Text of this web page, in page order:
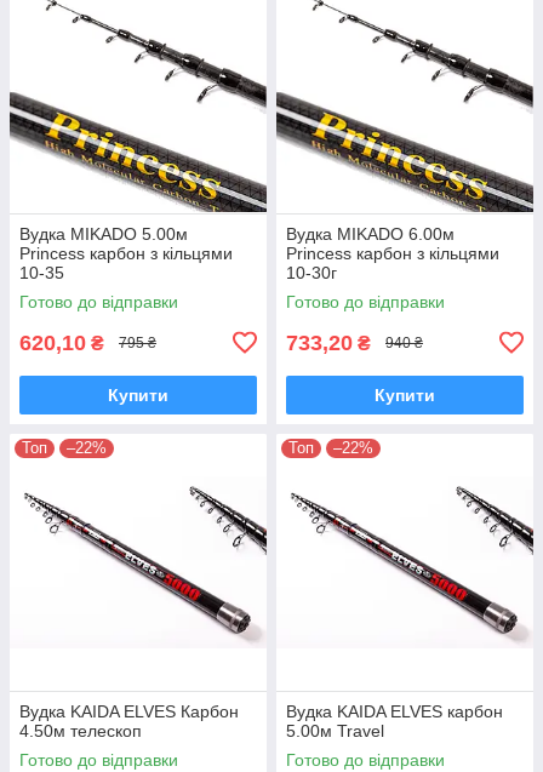
Вудка MIKADO 5.00м
Princess карбон з кільцями
10-35
Готово до відправки
620,10 ₴ 795 ₴
Купити
Вудка MIKADO 6.00м
Princess карбон з кільцями
10-30г
Готово до відправки
733,20 ₴ 940 ₴
Купити
Топ –22%
Вудка KAIDA ELVES Карбон
4.50м телескоп
Готово до відправки
Топ –22%
Вудка KAIDA ELVES карбон
5.00м Travel
Готово до відправки